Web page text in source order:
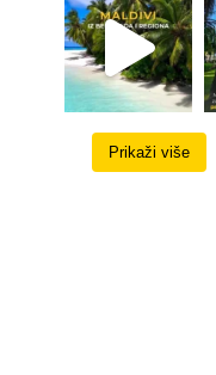
Prikaži više